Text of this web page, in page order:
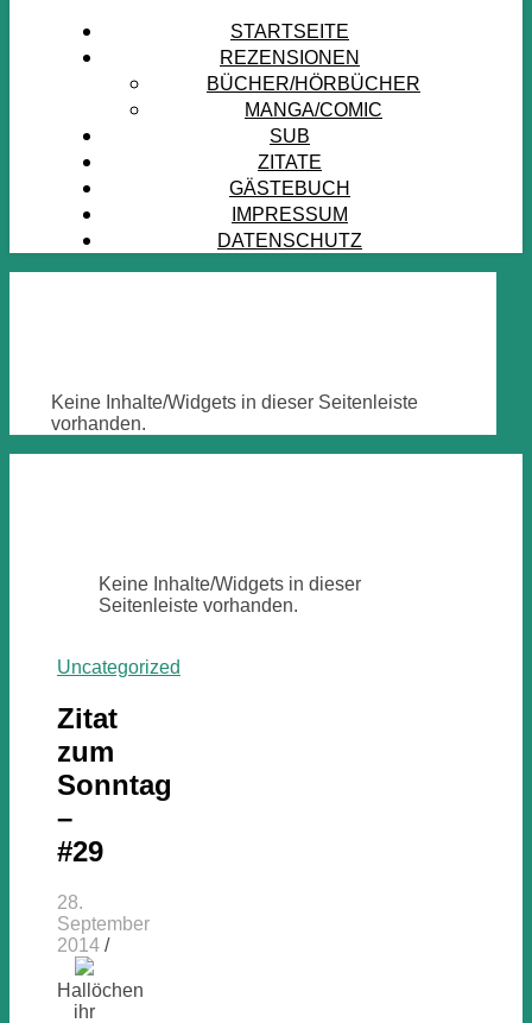
STARTSEITE
REZENSIONEN
BÜCHER/HÖRBÜCHER
MANGA/COMIC
SUB
ZITATE
GÄSTEBUCH
IMPRESSUM
DATENSCHUTZ
Keine Inhalte/Widgets in dieser Seitenleiste
vorhanden.
Keine Inhalte/Widgets in dieser
Seitenleiste vorhanden.
Uncategorized
Zitat
zum
Sonntag
–
#29
28.
September
2014 /
Hallöchen
ihr